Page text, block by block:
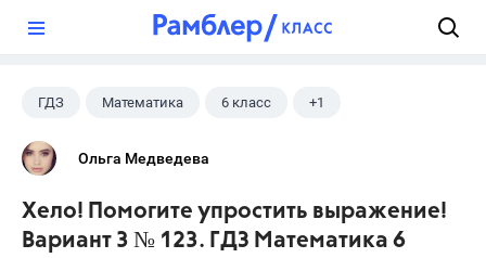
ГДЗ Математика 6 класс +1
Чесноков А.С.
Ольга Медведева
Хело! Помогите упростить выражение!
Вариант 3 № 123. ГДЗ Математика 6